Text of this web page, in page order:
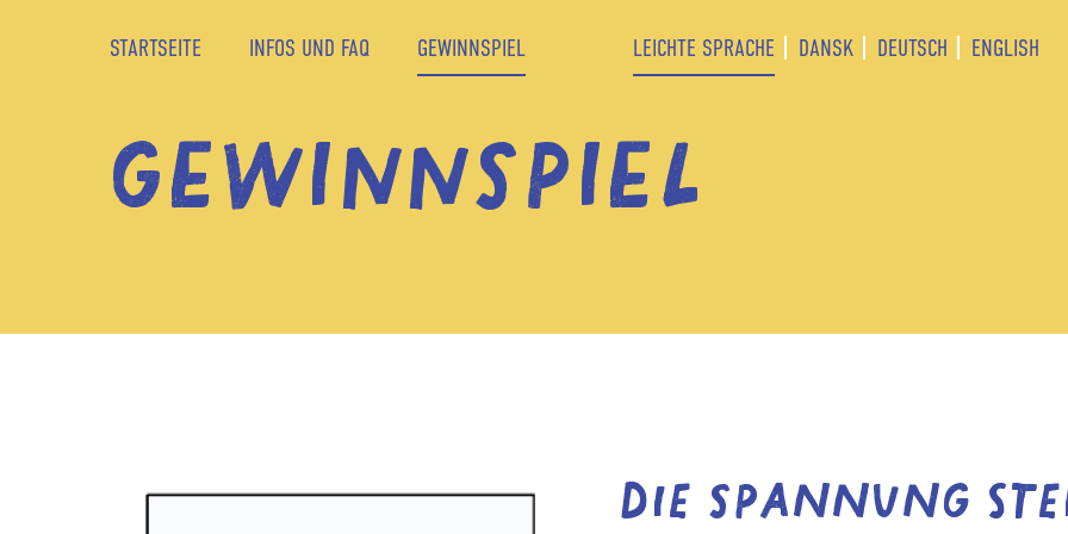
STARTSEITE INFOS UND FAQ GEWINNSPIEL LEICHTE SPRACHE DANSK DEUTSCH ENGLISH
GEWINNSPIEL
Die Spannung